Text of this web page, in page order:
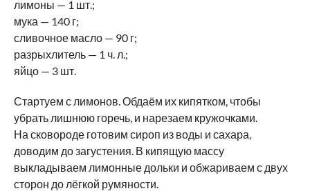
лимоны — 1 шт.;
мука — 140 г;
сливочное масло — 90 г;
разрыхлитель — 1 ч. л.;
яйцо — 3 шт.
Стартуем с лимонов. Обдаём их кипятком, чтобы
убрать лишнюю горечь, и нарезаем кружочками.
На сковороде готовим сироп из воды и сахара,
доводим до загустения. В кипящую массу
выкладываем лимонные дольки и обжариваем с двух
сторон до лёгкой румяности.